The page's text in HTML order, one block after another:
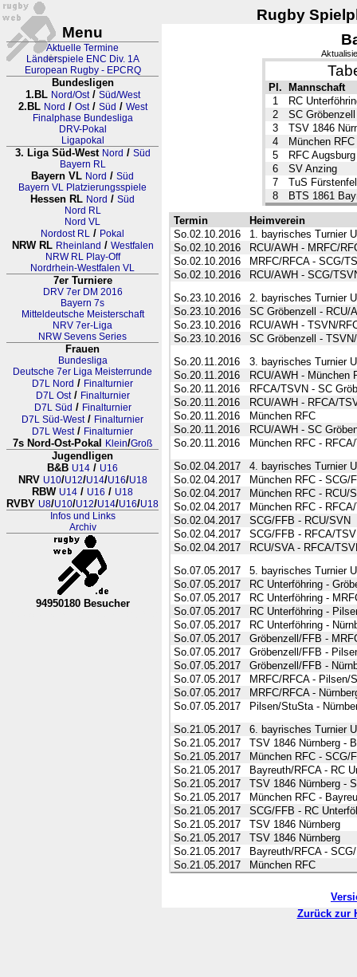
Rugby
Menu
Aktuelle Termine
Länderspiele ENC Div. 1A
European Rugby - EPCRQ
Bundesligen
1.BL Nord/Ost/ Süd/West
2.BL Nord / Ost/ Süd / West
Finalphase Bundesliga
DRV-Pokal
Ligapokal
3. Liga Süd-West Nord / Süd
Bayern RL
Bayern VL Nord / Süd
Bayern VL Platzierungsspiele
Hessen RL Nord / Süd
Nord RL
Nord VL
Nordost RL / Pokal
NRW RL Rheinland / Westfalen
NRW RL Play-Off
Nordrhein-Westfalen VL
7er Turniere
DRV 7er DM 2016
Bayern 7s
Mitteldeutsche Meisterschaft
NRV 7er-Liga
NRW Sevens Series
Frauen
Bundesliga
Deutsche 7er Liga Meisterrunde
D7L Nord / Finalturnier
D7L Ost/ Finalturnier
D7L Süd / Finalturnier
D7L Süd-West/ Finalturnier
D7L West/ Finalturnier
7s Nord-Ost-Pokal Klein/Groß
Jugendligen
B&B U14 / U16
NRV U10/U12/U14/U16/U18
RBW U14 / U16 / U18
RVBY U8/U10/U12/U14/U16/U18
Infos und Links
Archiv
94950180 Besucher
Pl.
Mannschaft
1
RC
2
SC Gröbenzell
3
TSV 1846
4
München RFC
5
RFC Augsburg
6
SV Anzing
7
TuS
8
BTS 1861
Termin
Heimverein
So.02.10.2016
1. bayrisches Turnier
So.02.10.2016
RCU/AWH - MRFC/
So.02.10.2016
MRFC/RFCA - SCG/
So.02.10.2016
RCU/AWH - SCG/
So.23.10.2016
2. bayrisches Turnier
So.23.10.2016
SC Gröbenzell - RCU/
So.23.10.2016
RCU/AWH - TSVN/
So.23.10.2016
SC Gröbenzell -
So.20.11.2016
3. bayrisches Turnier
So.20.11.2016
RCU/AWH - München
So.20.11.2016
RFCA/TSVN - SC
So.20.11.2016
RCU/AWH - RFCA/
So.20.11.2016
München RFC
So.20.11.2016
RCU/AWH - SC
So.20.11.2016
München RFC -
So.02.04.2017
4. bayrisches Turnier
So.02.04.2017
München RFC - SCG/
So.02.04.2017
München RFC - RCU/
So.02.04.2017
München RFC -
So.02.04.2017
SCG/FFB - RCU/SVN
So.02.04.2017
SCG/FFB - RFCA/
So.02.04.2017
RCU/SVA - RFCA/
So.07.05.2017
5. bayrisches Turnier
So.07.05.2017
RC Unterföhring -
So.07.05.2017
RC Unterföhring -
So.07.05.2017
RC Unterföhring -
So.07.05.2017
RC Unterföhring -
So.07.05.2017
Gröbenzell/FFB -
So.07.05.2017
Gröbenzell/FFB -
So.07.05.2017
Gröbenzell/FFB -
So.07.05.2017
MRFC/RFCA - Pilsen/
So.07.05.2017
MRFC/RFCA -
So.07.05.2017
Pilsen/StuSta -
So.21.05.2017
6. bayrisches Turnier
So.21.05.2017
TSV 1846 Nürnberg -
So.21.05.2017
München RFC - SCG/
So.21.05.2017
Bayreuth/RFCA - RC
So.21.05.2017
TSV 1846 Nürnberg -
So.21.05.2017
München RFC -
So.21.05.2017
SCG/FFB - RC
So.21.05.2017
TSV 1846 Nürnberg
So.21.05.2017
TSV 1846 Nürnberg
So.21.05.2017
Bayreuth/RFCA -
So.21.05.2017
München RFC
Zurück zur